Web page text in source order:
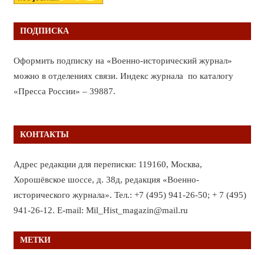
ПОДПИСКА
Оформить подписку на «Военно-исторический журнал»
можно в отделениях связи. Индекс журнала по каталогу
«Пресса России» – 39887.
КОНТАКТЫ
Адрес редакции для переписки: 119160, Москва,
Хорошёвское шоссе, д. 38д, редакция «Военно-
исторического журнала». Тел.: +7 (495) 941-26-50; + 7 (495)
941-26-12. E-mail: Mil_Hist_magazin@mail.ru
МЕТКИ